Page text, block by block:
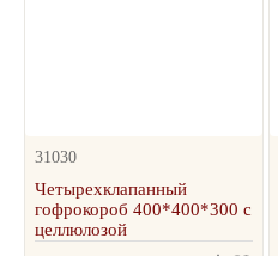
31030
Четырехклапанный
гофрокороб 400*400*300 с
целлюлозой